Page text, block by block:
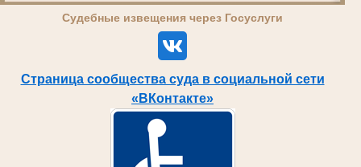
Судебные извещения через Госуслуги
Страница сообщества суда в социальной сети
«ВКонтакте»